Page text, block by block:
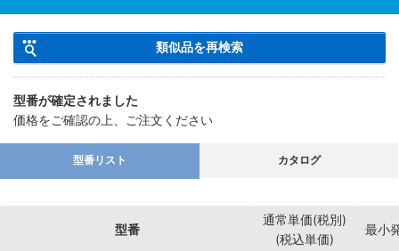
類似品を再検索
型番が確定されました
価格をご確認の上、ご注文ください
型番リスト カタログ
型番
通常単価(税別)
(税込単価)
最小